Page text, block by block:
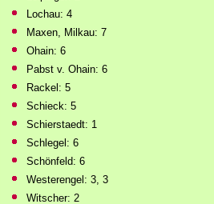
Lochau: 4
Maxen, Milkau: 7
Ohain: 6
Pabst v. Ohain: 6
Rackel: 5
Schieck: 5
Schierstaedt: 1
Schlegel: 6
Schönfeld: 6
Westerengel: 3, 3
Witscher: 2